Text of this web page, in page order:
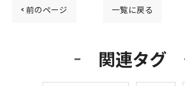
< 前のページ 一覧に戻る
関連タグ